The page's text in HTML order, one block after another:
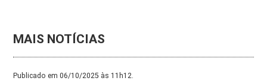
MAIS NOTÍCIAS
Publicado em 06/10/2025 às 11h12.